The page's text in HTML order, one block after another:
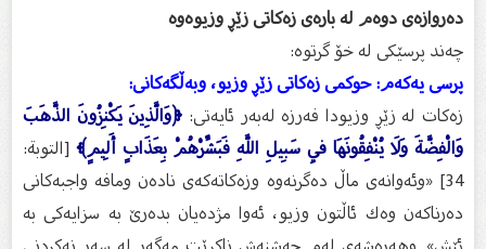
ده‌روازه‌ى دوه‌م له‌ باره‌ى زه‌كاتی زێڕ وزیوه‌وه‌
چه‌ند پرسێكی له‌ خۆ گرتوه‌:
پرسى یه‌كه‌م: حوكمی زه‌كاتی زێڕ وزیو، وبه‌ڵگه‌كانی:
زه‌كات له‌ زێڕ وزیودا فه‌رزه‌ له‌به‌ر ئایه‌تی:﴿وَالَّذِينَ يَكْنِزُونَ الذَّهَبَ
وَالْفِضَّةَ وَلَا يُنْفِقُونَهَا فِي سَبِيلِ اللَّهِ فَبَشِّرْهُمْ بِعَذَابٍ أَلِيمٍ﴾[التوبة:
34] «وئه‌وانه‌ى ماڵ ده‌گرنه‌وه‌ وزه‌كاته‌كه‌ى ناده‌ن ومافه‌ واجبه‌كانی
ده‌رناكه‌ن وه‌ك ئاڵتون وزیو، ئه‌وا مژده‌یان بده‌رێ به‌ سزایه‌كی به‌